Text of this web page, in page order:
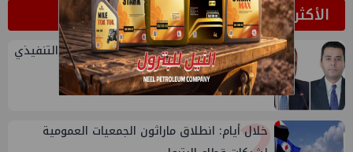
الأكثر قراءة
1
تعيين أحمد شتا ووليد أنور نائبين للرئيس التنفيذي
للهيئة
خلال أيام: انطلاق ماراثون الجمعيات العمومية